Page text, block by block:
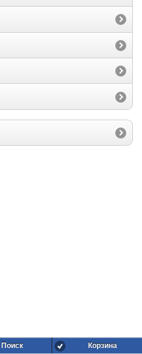
Поиск Корзина